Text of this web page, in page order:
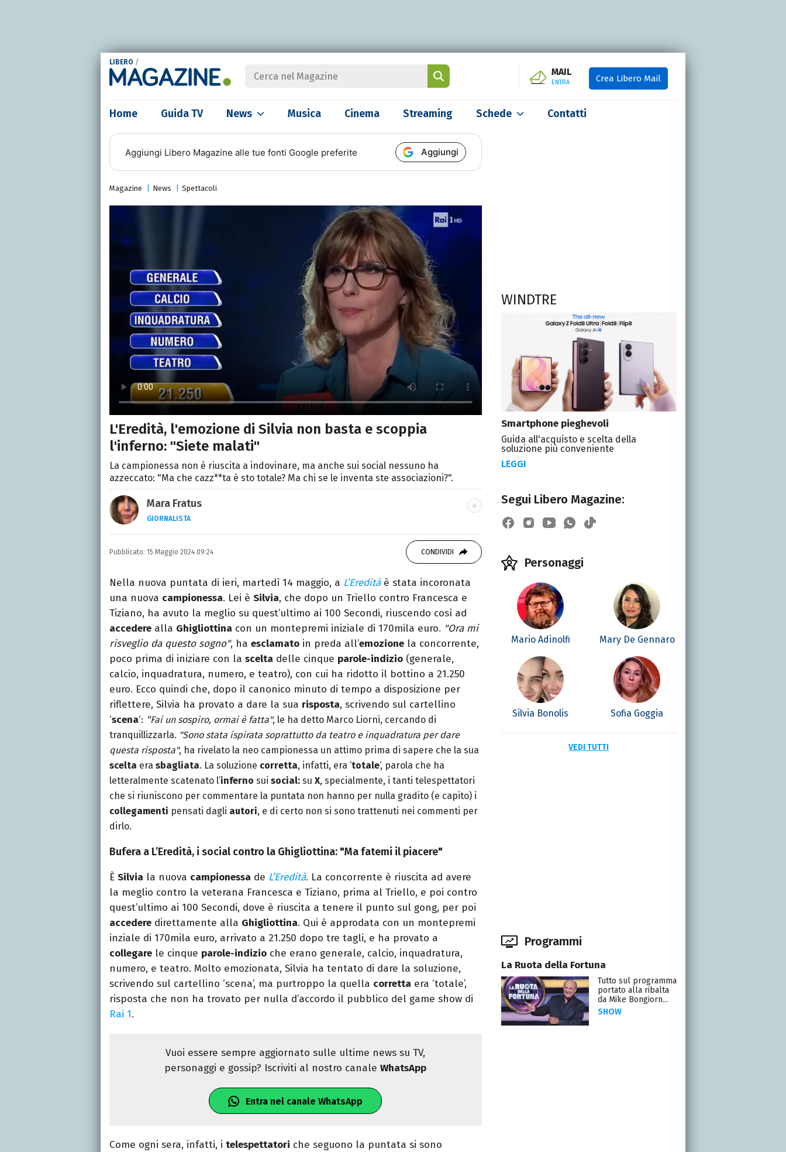
LIBERO /
MAIL
ENTRA Crea Libero Mail
Home Guida TV News Musica Cinema Streaming Schede Contatti
Aggiungi Libero Magazine alle tue fonti Google preferite Aggiungi
Magazine News Spettacoli
L'Eredità, l'emozione di Silvia non basta e scoppia
l'inferno: "Siete malati"
La campionessa non è riuscita a indovinare, ma anche sui social nessuno ha
azzeccato: "Ma che cazz**ta è sto totale? Ma chi se le inventa ste associazioni?".
Mara Fratus
GIORNALISTA
Nella mia vita non possono mancare, il silenzio, il mare e Il Libro
dell'inquietudine sul comodino, insieme a un romanzo di Zafon.
Pubblicato: 15 Maggio 2024 09:24 CONDIVIDI
Nella nuova puntata di ieri, martedì 14 maggio, a L’Eredità è stata incoronata
una nuova campionessa. Lei è Silvia, che dopo un Triello contro Francesca e
Tiziano, ha avuto la meglio su quest’ultimo ai 100 Secondi, riuscendo così ad
accedere alla Ghigliottina con un montepremi iniziale di 170mila euro. "Ora mi
risveglio da questo sogno", ha esclamato in preda all’emozione la concorrente,
poco prima di iniziare con la scelta delle cinque parole-indizio (generale,
calcio, inquadratura, numero, e teatro), con cui ha ridotto il bottino a 21.250
euro. Ecco quindi che, dopo il canonico minuto di tempo a disposizione per
riflettere, Silvia ha provato a dare la sua risposta, scrivendo sul cartellino
‘scena‘: "Fai un sospiro, ormai è fatta", le ha detto Marco Liorni, cercando di
tranquillizzarla. "Sono stata ispirata soprattutto da teatro e inquadratura per dare
questa risposta", ha rivelato la neo campionessa un attimo prima di sapere che la sua
scelta era sbagliata. La soluzione corretta, infatti, era ‘totale‘, parola che ha
letteralmente scatenato l’inferno sui social: su X, specialmente, i tanti telespettatori
che si riuniscono per commentare la puntata non hanno per nulla gradito (e capito) i
collegamenti pensati dagli autori, e di certo non si sono trattenuti nei commenti per
dirlo.
Bufera a L’Eredità, i social contro la Ghigliottina: "Ma fatemi il piacere"
È Silvia la nuova campionessa de L’Eredità. La concorrente è riuscita ad avere
la meglio contro la veterana Francesca e Tiziano, prima al Triello, e poi contro
quest’ultimo ai 100 Secondi, dove è riuscita a tenere il punto sul gong, per poi
accedere direttamente alla Ghigliottina. Qui è approdata con un montepremi
inziale di 170mila euro, arrivato a 21.250 dopo tre tagli, e ha provato a
collegare le cinque parole-indizio che erano generale, calcio, inquadratura,
numero, e teatro. Molto emozionata, Silvia ha tentato di dare la soluzione,
scrivendo sul cartellino ‘scena’, ma purtroppo la quella corretta era ‘totale’,
risposta che non ha trovato per nulla d’accordo il pubblico del game show di
Rai 1.
Vuoi essere sempre aggiornato sulle ultime news su TV,
personaggi e gossip? Iscriviti al nostro canaleWhatsApp
Entra nel canale WhatsApp
Come ogni sera, infatti, i telespettatori che seguono la puntata si sono
WINDTRE
Smartphone pieghevoli
Guida all'acquisto e scelta della
soluzione più conveniente
LEGGI
Segui Libero Magazine:
Personaggi
Mario Adinolfi Mary De Gennaro
Silvia Bonolis Sofia Goggia
VEDI TUTTI
Programmi
La Ruota della Fortuna
Tutto sul programma
portato alla ribalta
da Mike Bongiorn...
SHOW